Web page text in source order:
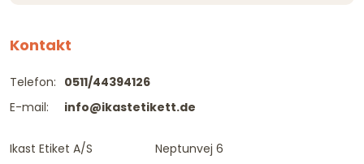
Kontakt
Telefon:
E-mail:
0511/44394126
info@ikastetikett.de
Ikast Etiket A/S
Neptunvej 6